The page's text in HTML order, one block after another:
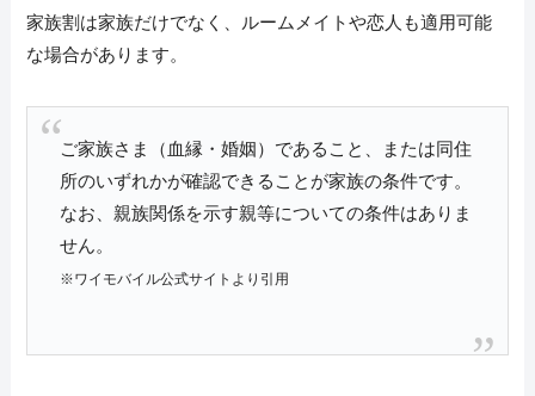
家族割は家族だけでなく、ルームメイトや恋人も適用可能
な場合があります。
ご家族さま（血縁・婚姻）であること、または同住
所のいずれかが確認できることが家族の条件です。
なお、親族関係を示す親等についての条件はありま
せん。
※ワイモバイル公式サイトより引用